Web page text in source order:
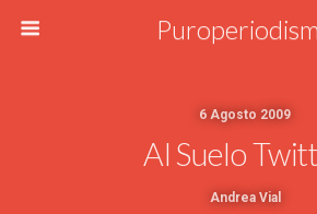
6 Agosto 2009
Al Suelo
Andrea Vial